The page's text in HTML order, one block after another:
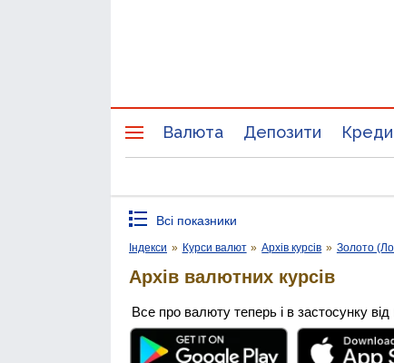
Валюта Депозити
Всі показники
Індекси » Курси валют » Архів курсів » Золото
Архів валютних курсів
Все про валюту теперь і в застосунку від